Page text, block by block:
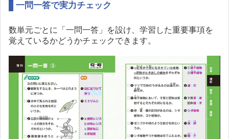
一問一答で実力チェック
数単元ごとに「一問一答」を設け、学習した重要事項を
覚えているかどうかチェックできます。